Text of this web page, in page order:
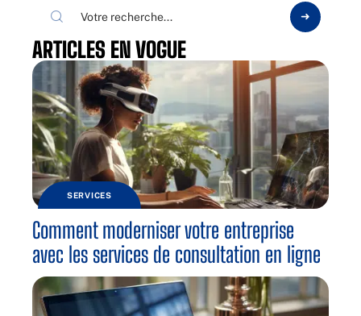
ARTICLES EN VOGUE
SERVICES
Comment moderniser votre entreprise
avec les services de consultation en ligne